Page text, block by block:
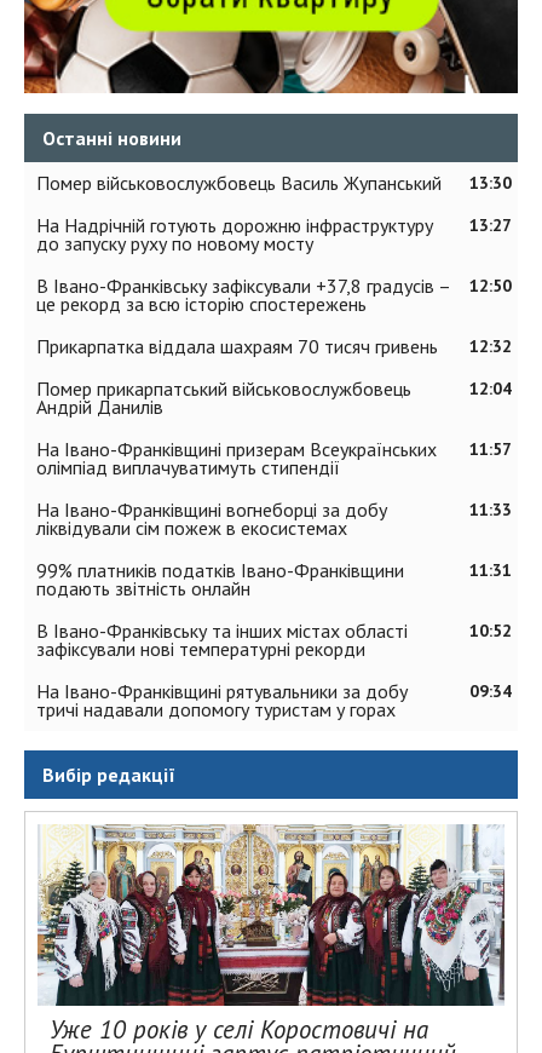
Останні новини
13:30
Помер військовослужбовець Василь Жупанський
13:27
На Надрічній готують дорожню інфраструктуру
до запуску руху по новому мосту
12:50
В Івано-Франківську зафіксували +37,8 градусів –
це рекорд за всю історію спостережень
12:32
Прикарпатка віддала шахраям 70 тисяч гривень
12:04
Помер прикарпатський військовослужбовець
Андрій Данилів
11:57
На Івано-Франківщині призерам Всеукраїнських
олімпіад виплачуватимуть стипендії
11:33
На Івано-Франківщині вогнеборці за добу
ліквідували сім пожеж в екосистемах
11:31
99% платників податків Івано-Франківщини
подають звітність онлайн
10:52
В Івано-Франківську та інших містах області
зафіксували нові температурні рекорди
09:34
На Івано-Франківщині рятувальники за добу
тричі надавали допомогу туристам у горах
Вибір редакції
Уже 10 років у селі Коростовичі на